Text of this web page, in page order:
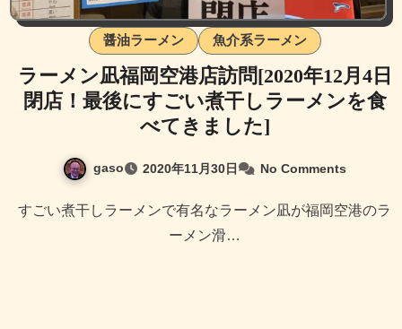
醤油ラーメン 魚介系ラーメン
ラーメン凪福岡空港店訪問[2020年12月4日
閉店！最後にすごい煮干しラーメンを食
べてきました]
gaso 2020年11月30日 No Comments
すごい煮干しラーメンで有名なラーメン凪が福岡空港のラ
ーメン滑…